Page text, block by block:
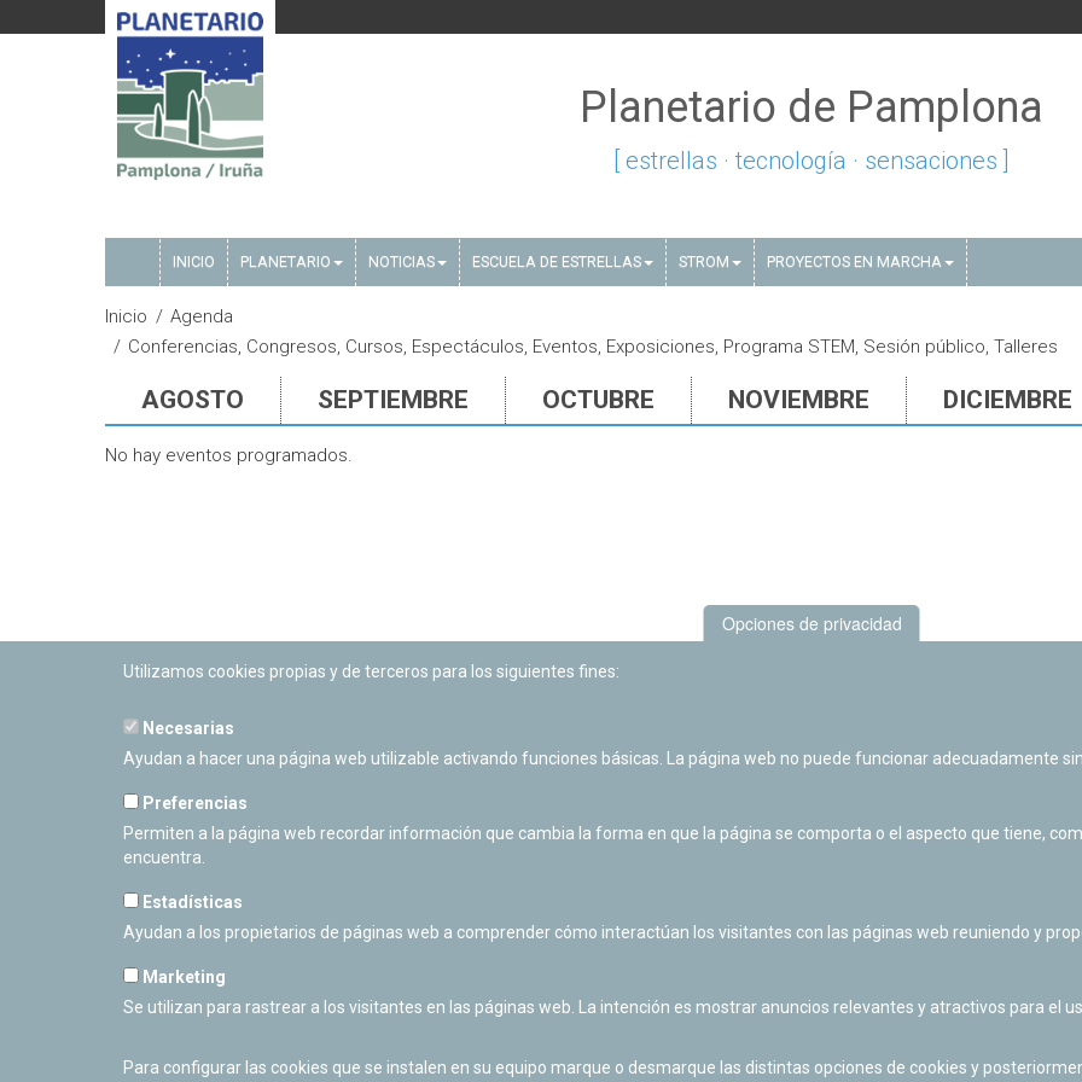
Planetario de Pamplona
[ estrellas · tecnología · sensaciones ]
INICIO PLANETARIO NOTICIAS ESCUELA DE ESTRELLAS STROM PROYECTOS EN MARCHA
Inicio
Agenda
Conferencias, Congresos, Cursos, Espectáculos, Eventos, Exposiciones, Programa STEM, Sesión público, Talleres
AGOSTO SEPTIEMBRE OCTUBRE NOVIEMBRE DICIEMBRE
No hay eventos programados.
PLANETARIO DE PAMPLONA
Calle Sancho RamÃ­rez, s/n
Cerrado Temporalmente
Opciones de privacidad
Utilizamos cookies propias y de terceros para los siguientes fines:
Necesarias
Ayudan a hacer una página web utilizable activando funciones básicas. La página web no puede funcionar adecuadamente
Preferencias
Permiten a la página web recordar información que cambia la forma en que la página se comporta o el aspecto que tiene,
encuentra.
Estadísticas
Ayudan a los propietarios de páginas web a comprender cómo interactúan los visitantes con las páginas web reuniendo y
Marketing
Se utilizan para rastrear a los visitantes en las páginas web. La intención es mostrar anuncios relevantes y atractivos para el
Para configurar las cookies que se instalen en su equipo marque o desmarque las distintas opciones de cookies y